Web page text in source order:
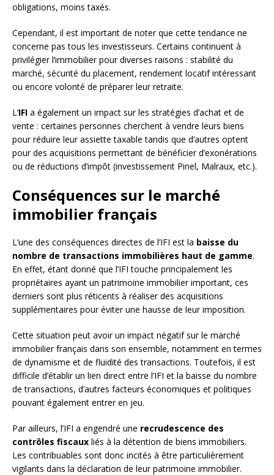
obligations, moins taxés.
Cependant, il est important de noter que cette tendance ne
concerne pas tous les investisseurs. Certains continuent à
privilégier l’immobilier pour diverses raisons : stabilité du
marché, sécurité du placement, rendement locatif intéressant
ou encore volonté de préparer leur retraite.
L’IFI a également un impact sur les stratégies d’achat et de
vente : certaines personnes cherchent à vendre leurs biens
pour réduire leur assiette taxable tandis que d’autres optent
pour des acquisitions permettant de bénéficier d’exonérations
ou de réductions d’impôt (investissement Pinel, Malraux, etc.).
Conséquences sur le marché
immobilier français
L’une des conséquences directes de l’IFI est la baisse du
nombre de transactions immobilières haut de gamme.
En effet, étant donné que l’IFI touche principalement les
propriétaires ayant un patrimoine immobilier important, ces
derniers sont plus réticents à réaliser des acquisitions
supplémentaires pour éviter une hausse de leur imposition.
Cette situation peut avoir un impact négatif sur le marché
immobilier français dans son ensemble, notamment en termes
de dynamisme et de fluidité des transactions. Toutefois, il est
difficile d’établir un lien direct entre l’IFI et la baisse du nombre
de transactions, d’autres facteurs économiques et politiques
pouvant également entrer en jeu.
Par ailleurs, l’IFI a engendré une recrudescence des
contrôles fiscaux liés à la détention de biens immobiliers.
Les contribuables sont donc incités à être particulièrement
vigilants dans la déclaration de leur patrimoine immobilier.